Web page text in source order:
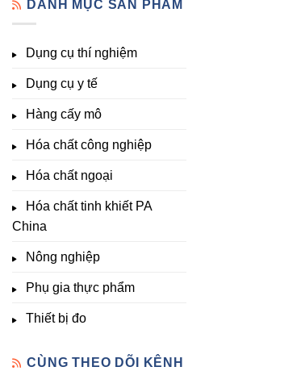
trưởng
Chất
DANH MỤC SẢN PHẨM
Dụng cụ thí nghiệm
Dụng cụ y tế
Hàng cấy mô
Hóa chất công nghiệp
Hóa chất ngoại
Hóa chất tinh khiết PA
China
Nông nghiệp
Phụ gia thực phẩm
Thiết bị đo
CÙNG THEO DÕI KÊNH